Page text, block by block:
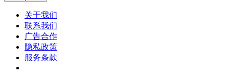
关于我们
联系我们
广告合作
隐私政策
服务条款